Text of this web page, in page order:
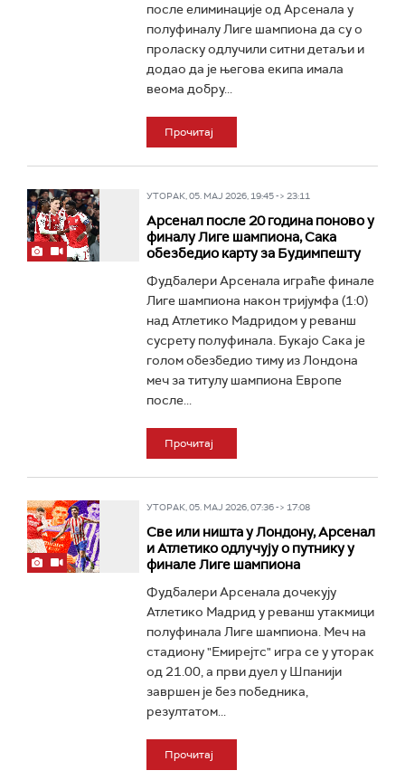
после елиминације од Арсенала у
полуфиналу Лиге шампиона да су о
проласку одлучили ситни детаљи и
додао да је његова екипа имала
веома добру...
Прочитај
УТОРАК, 05. МАЈ 2026, 19:45 -> 23:11
Арсенал после 20 година поново у
финалу Лиге шампиона, Сака
обезбедио карту за Будимпешту
Фудбалери Арсенала играће финале
Лиге шампиона након тријумфа (1:0)
над Атлетико Мадридом у реванш
сусрету полуфинала. Букајо Сака је
голом обезбедио тиму из Лондона
меч за титулу шампиона Европе
после...
Прочитај
УТОРАК, 05. МАЈ 2026, 07:36 -> 17:08
Све или ништа у Лондону, Арсенал
и Атлетико одлучују о путнику у
финале Лиге шампиона
Фудбалери Арсенала дочекују
Атлетико Мадрид у реванш утакмици
полуфинала Лиге шампиона. Меч на
стадиону "Емирејтс" игра се у уторак
од 21.00, а први дуел у Шпанији
завршен је без победника,
резултатом...
Прочитај